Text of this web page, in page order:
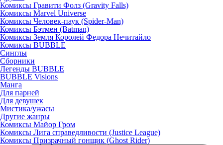
Комиксы Гравити Фолз (Gravity Falls)
Комиксы Marvel Universe
Комиксы Человек-паук (Spider-Man)
Комиксы Бэтмен (Batman)
Комиксы Земля Королей Федора Нечитайло
Комиксы BUBBLE
Синглы
Сборники
Легенды BUBBLE
BUBBLE Visions
Манга
Для парней
Для девушек
Мистика/ужасы
Другие жанры
Комиксы Майор Гром
Комиксы Лига справедливости (Justice League)
Комиксы Призрачный гонщик (Ghost Rider)